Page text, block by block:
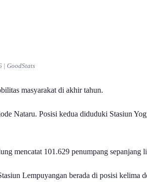
| GoodStats
masyarakat di akhir tahun.
Nataru. Posisi kedua diduduki Stasiun
mencatat 101.629 penumpang sepanjang
Lempuyangan berada di posisi kelima